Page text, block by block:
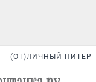
(ОТ)ЛИЧНЫЙ ПИТЕР